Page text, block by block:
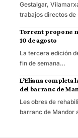
Gestalgar,
trabajos directos
Torrent propone
10 de agosto
La tercera edición
fin de semana…
L’Eliana completa
del barranc de
Les obres de
barranc de Mandor